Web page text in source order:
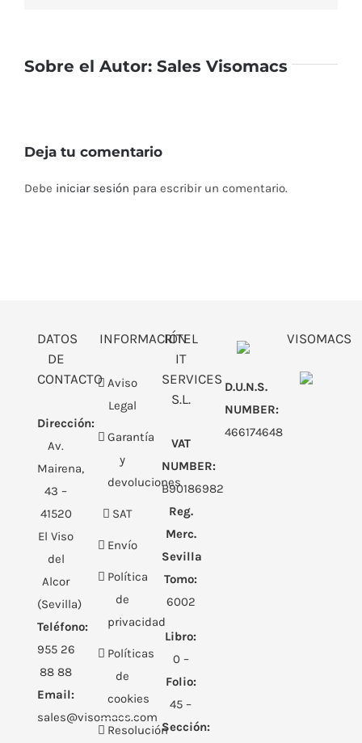
Sobre el Autor: Sales Visomacs
Deja tu comentario
Debe iniciar sesión para escribir un comentario.
DATOS
DE
CONTACTO
Dirección:
Av.
Mairena,
43 –
41520
El Viso
del
Alcor
(Sevilla)
Teléfono:
955 26
88 88
Email:
sales@visomacs.com
INFORMACIÓN
Aviso
Legal
Garantía
y
devoluciones
SAT
Envío
Política
de
privacidad
Políticas
de
cookies
Resolución
RITEL
IT
SERVICES
S.L.
VAT
NUMBER:
B90186982
Reg.
Merc.
Sevilla
Tomo:
6002
Libro:
0 –
Folio:
45 –
Sección:
D.U.N.S.
NUMBER:
466174648
VISOMACS